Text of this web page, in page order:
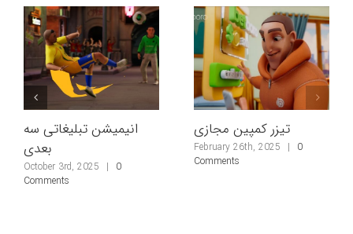
انیمیشن تبلیغاتی سه
بعدی
October 3rd, 2025 | 0
Comments
تیزر کمپین مجازی
February 26th, 2025 | 0
Comments